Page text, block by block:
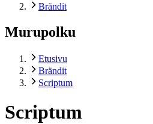
Brändit
Murupolku
Etusivu
Brändit
Scriptum
Scriptum